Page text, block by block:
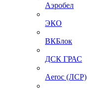
Аэробел
ЭКО
ВКБлок
ДСК ГРАС
Aeroc (ЛСР)